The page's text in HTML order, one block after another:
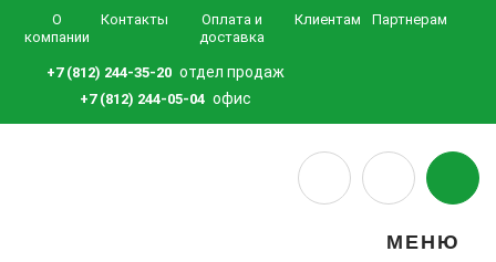
О
компании
Контакты
Оплата и
доставка
Клиентам Партнерам
+7 (812) 244-35-20 отдел продаж
+7 (812) 244-05-04 офис
МЕНЮ